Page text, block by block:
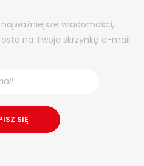
wiadomości,
na Twoja skrzynkę e-mail.